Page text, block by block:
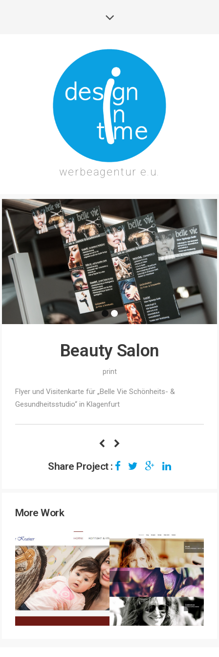
werbeagentur e.u.
Beauty Salon
print
Flyer und Visitenkarte für „Belle Vie Schönheits- &
Gesundheitsstudio“ in Klagenfurt
Share Project :
More Work